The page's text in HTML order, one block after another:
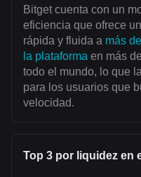
Bitget cuenta con un
eficiencia que ofrece
rápida y fluida a más
la plataforma en más
todo el mundo, lo que
para los usuarios que
velocidad.
Top 3 por liquidez en